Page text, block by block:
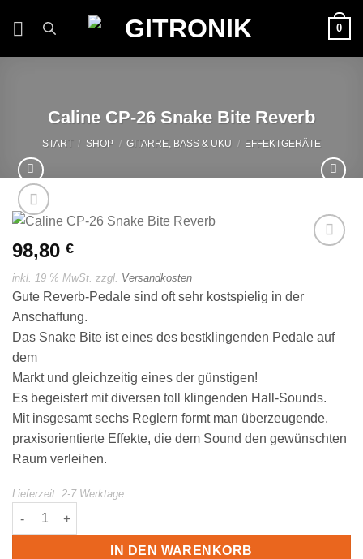
0
Caline CP-26 Snake Bite Reverb
START / SHOP / GITARRE, BASS & UKU / EFFEKTGERÄTE
98,80 €
inkl. 19 % MwSt. zzgl. Versandkosten
Gute Reverb-Pedale sind oft sehr kostspielig in der
Anschaffung.
Das Snake Bite ist eines des bestklingenden Pedale auf
dem
Markt und gleichzeitig eines der günstigen!
Es begeistert mit diversen toll klingenden Hall-Sounds.
Mit insgesamt sechs Reglern formt man überzeugende,
praxisorientierte Effekte, die dem Sound den gewünschten
Raum verleihen.
Lieferzeit: 2-7 Werktage
Caline CP-26 Snake Bite Reverb Menge
IN DEN WARENKORB